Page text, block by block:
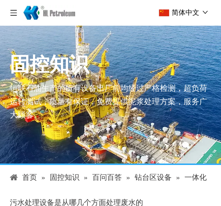
简体中文
固控知识
恒联石油生产的所有设备出厂前均经过严格检测，超负荷
运转测试，质量有保证，免费提供泥浆处理方案，服务广
大顾客。
首页 » 固控知识 » 百问百答 » 钻台区设备 » 一体化
污水处理设备是从哪几个方面处理废水的